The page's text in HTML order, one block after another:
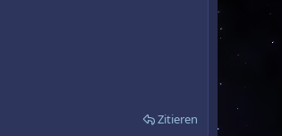
Zitieren